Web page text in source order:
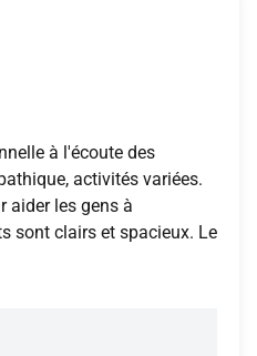
à l'écoute des
activités variées.
aider les gens à
sont clairs et spacieux. Le